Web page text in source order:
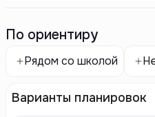
По ориентиру
Рядом со школой
Варианты планировок